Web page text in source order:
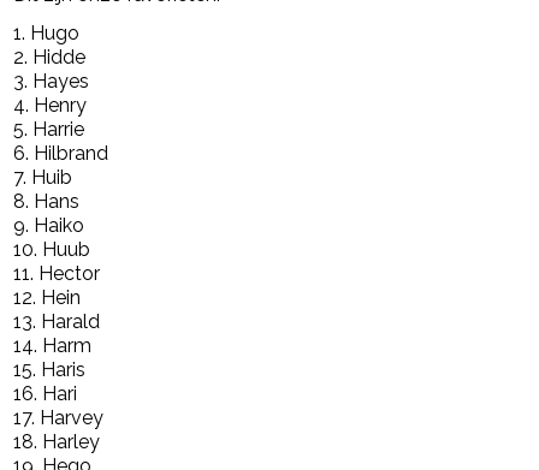
1. Hugo
2. Hidde
3. Hayes
4. Henry
5. Harrie
6. Hilbrand
7. Huib
8. Hans
9. Haiko
10. Huub
11. Hector
12. Hein
13. Harald
14. Harm
15. Haris
16. Hari
17. Harvey
18. Harley
19. Hego